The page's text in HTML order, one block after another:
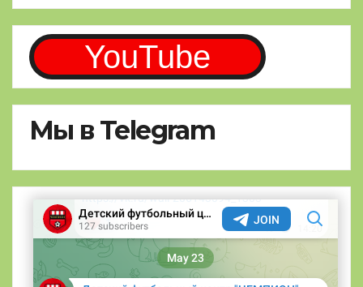
YouTube
Мы в Telegram